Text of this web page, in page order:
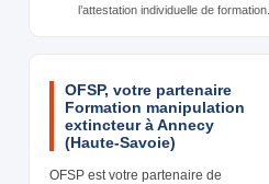
l’attestation individuelle de formation.
OFSP, votre partenaire
Formation manipulation
extincteur à Annecy
(Haute-Savoie)
OFSP est votre partenaire de